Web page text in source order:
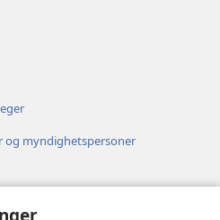
og myndighetspersoner